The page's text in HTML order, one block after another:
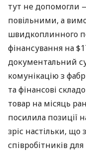
тут не допомогли
повільними, а
швидкоплинного
фінансування на
документальний
комунікацію з
та фінансові
товар на місяць
посилила позиції
зріс настільки, що
співробітників